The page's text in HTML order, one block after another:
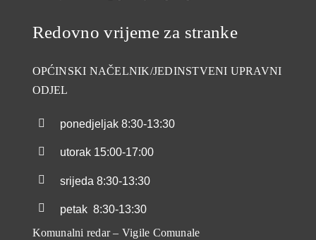
Redovno vrijeme za stranke
OPĆINSKI NAČELNIK/JEDINSTVENI UPRAVNI
ODJEL
ponedjeljak 8:30-13:30
utorak 15:00-17:00
srijeda 8:30-13:30
petak 8:30-13:30
Komunalni redar – Vigile Comunale